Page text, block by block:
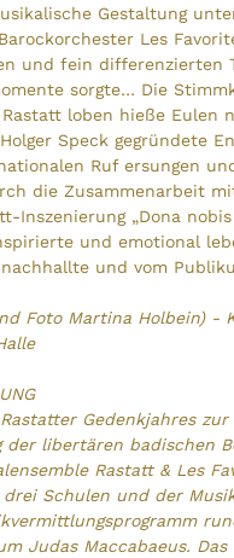
Gestaltung
Les
und fein differenzierten
sorgte… Die
Rastatt loben hieße Eulen
Speck gegründete
Ruf ersungen
die Zusammenarbeit
Inszenierung „Dona
und emotional
und vom
Foto Martina Holbein) -
Gedenkjahres zur
der libertären badischen
Rastatt & Les
Schulen und der
Judas Maccabaeus. Das